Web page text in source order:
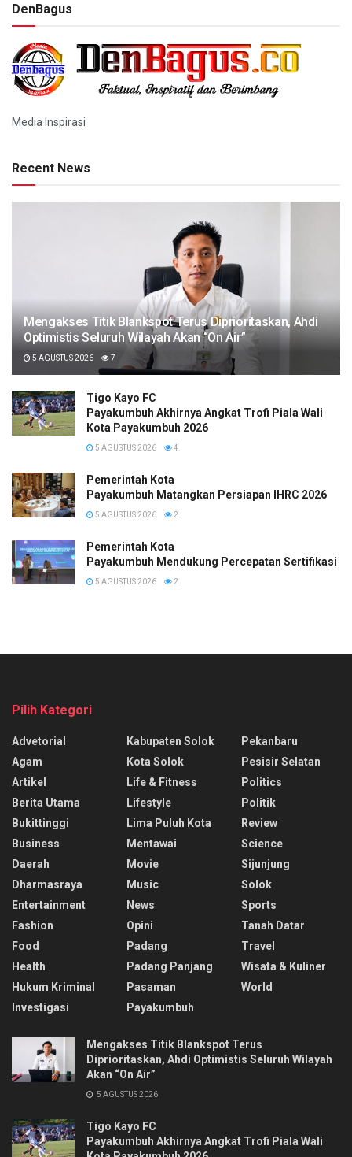
DenBagus
Media Inspirasi
Recent News
Mengakses Titik Blankspot Terus Diprioritaskan, Ahdi
Optimistis Seluruh Wilayah Akan “On Air”
5 AGUSTUS 2026 7
Tigo Kayo FC
Payakumbuh Akhirnya Angkat Trofi Piala Wali
Kota Payakumbuh 2026
5 AGUSTUS 2026 4
Pemerintah Kota
Payakumbuh Matangkan Persiapan IHRC 2026
5 AGUSTUS 2026 2
Pemerintah Kota
Payakumbuh Mendukung Percepatan Sertifikasi
5 AGUSTUS 2026 2
Pilih Kategori
Advetorial
Agam
Artikel
Berita Utama
Bukittinggi
Business
Daerah
Dharmasraya
Entertainment
Fashion
Food
Health
Hukum Kriminal
Investigasi
Kabupaten Solok
Kota Solok
Life & Fitness
Lifestyle
Lima Puluh Kota
Mentawai
Movie
Music
News
Opini
Padang
Padang Panjang
Pasaman
Payakumbuh
Pekanbaru
Pesisir Selatan
Politics
Politik
Review
Science
Sijunjung
Solok
Sports
Tanah Datar
Travel
Wisata & Kuliner
World
Mengakses Titik Blankspot Terus
Diprioritaskan, Ahdi Optimistis Seluruh Wilayah
Akan “On Air”
5 AGUSTUS 2026
Tigo Kayo FC
Payakumbuh Akhirnya Angkat Trofi Piala Wali